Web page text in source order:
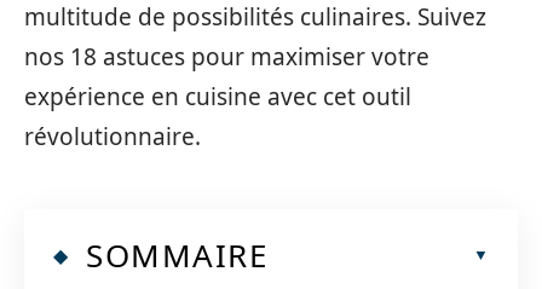
multitude de possibilités culinaires. Suivez
nos 18 astuces pour maximiser votre
expérience en cuisine avec cet outil
révolutionnaire.
SOMMAIRE